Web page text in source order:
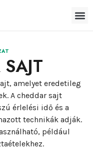
amelyet eredetileg
A cheddar sajt
érlelési idő és a
technikák adják.
például